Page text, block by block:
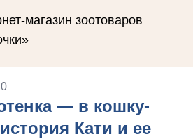
магазин зоотоваров
— в кошку-
Кати и ее